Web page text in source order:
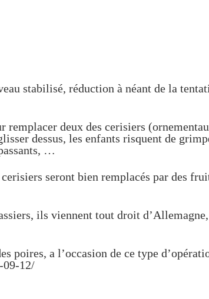
stabilisé, réduction à néant de la
deux des cerisiers
dessus, les enfants risquent de
…
seront bien remplacés par des
ils viennent tout droit
poires, a l’occasion de ce type
09-12/